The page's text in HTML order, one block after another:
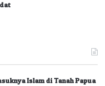
Islam di Tanah Papua